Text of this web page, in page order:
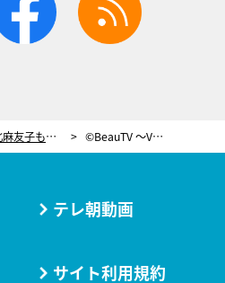
河北麻友子も大絶賛！人気スタイリストが教える、この秋注目の2大トレンド ©BeauTV ～VOCE
テレ朝動画
サイト利用規約